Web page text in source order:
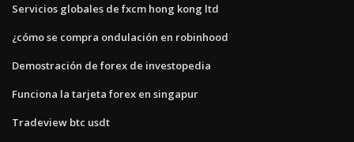
Servicios globales de fxcm hong kong ltd
¿cómo se compra ondulación en robinhood
Demostración de forex de investopedia
Funciona la tarjeta forex en singapur
Tradeview btc usdt